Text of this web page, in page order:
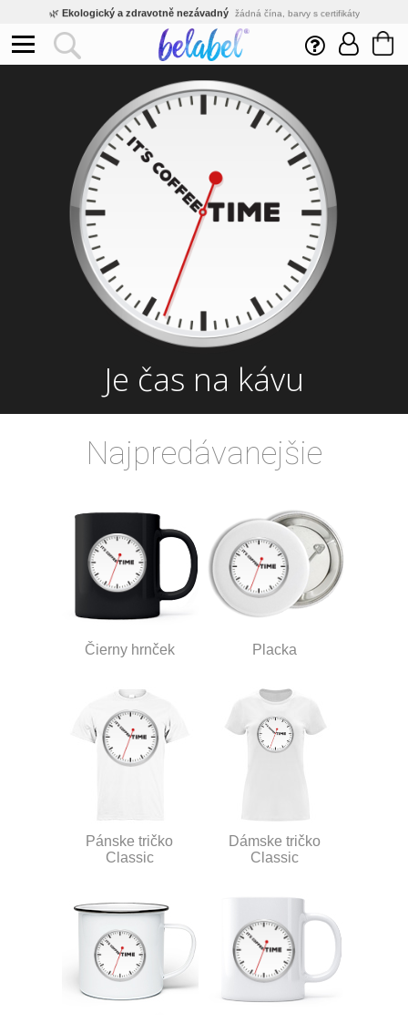
🌿 Ekologický a zdravotně nezávadný žádná čína, barvy s certifikáty
Inovativní výroba vlastní vývoj, nejnovější technologie
Rychlé dodání expedujeme do 24h
Výhodné pro firmy velké množstevní slevy
Kvalita pod kontrolou jsme přímý výrobce, žádný zprostředkovatel
Eshop s tradicí od roku 2010 tisíce spokojených zákazníků
Je čas na kávu
Najpredávanejšie
Čierny hrnček Placka
Pánske tričko
Classic
Dámske tričko
Classic